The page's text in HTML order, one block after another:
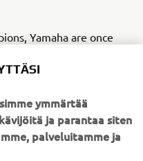
Yamaha are once
of an even higher
reverse cylinder head,
increased pulling
Benefitting from
ymmärtää
ja parantaa siten
palveluitamme ja